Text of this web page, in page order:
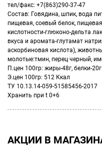
тел/факс: +7(863)290-37-47
Состав: Говядина, шпик, вода
пищевая, соевый белок,
кислотности-глюконо-дельта
вкуса и аромата-глутамат
аскорбиновая кислота),
молотые:тмин, перец черный,
П.цен 100гр: жиры-48г, белки-20г
Э.цен 100гр: 512 Ккал
ТУ 10.13.14-059-51585456-2017
Хранить при t 0+6
АКЦИИ В